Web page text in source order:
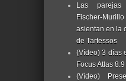
Las parejas
Fischer-
asientan en la
de Tartessos
(Vídeo) 3 días
Focus Atlas 8.9
(Vídeo)